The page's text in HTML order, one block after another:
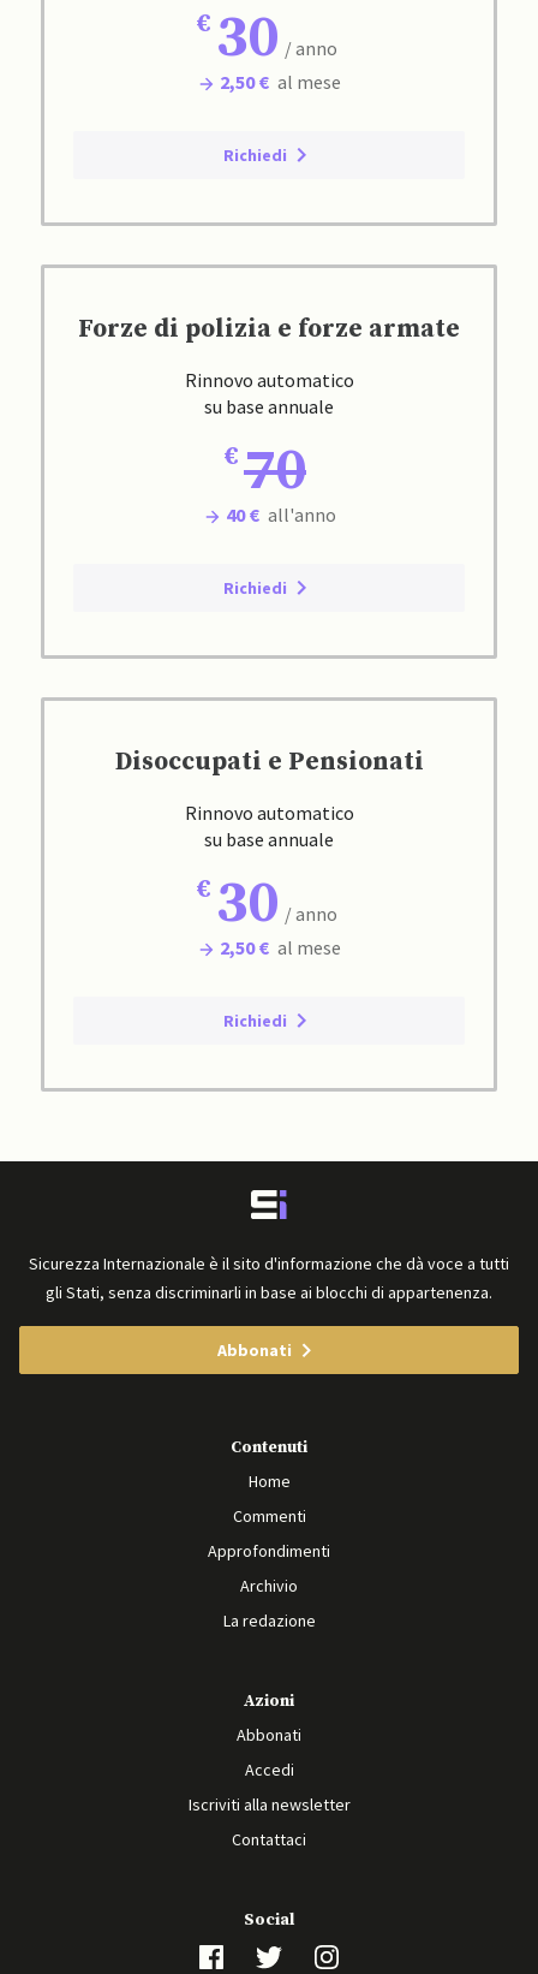
30 / anno
2,50 € al mese
Richiedi
Forze di polizia e forze armate
Rinnovo automatico
su base annuale
70
40 € all'anno
Richiedi
Disoccupati e Pensionati
Rinnovo automatico
su base annuale
30 / anno
2,50 € al mese
Richiedi
Sicurezza Internazionale è il sito d'informazione che dà voce a tutti
gli Stati, senza discriminarli in base ai blocchi di appartenenza.
Abbonati
Contenuti
Home
Commenti
Approfondimenti
Archivio
La redazione
Azioni
Abbonati
Accedi
Iscriviti alla newsletter
Contattaci
Social